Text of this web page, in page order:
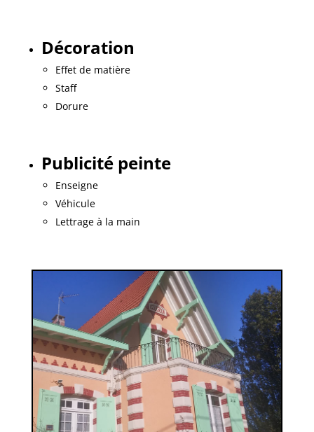
Décoration
Effet de matière
Staff
Dorure
Publicité peinte
Enseigne
Véhicule
Lettrage à la main